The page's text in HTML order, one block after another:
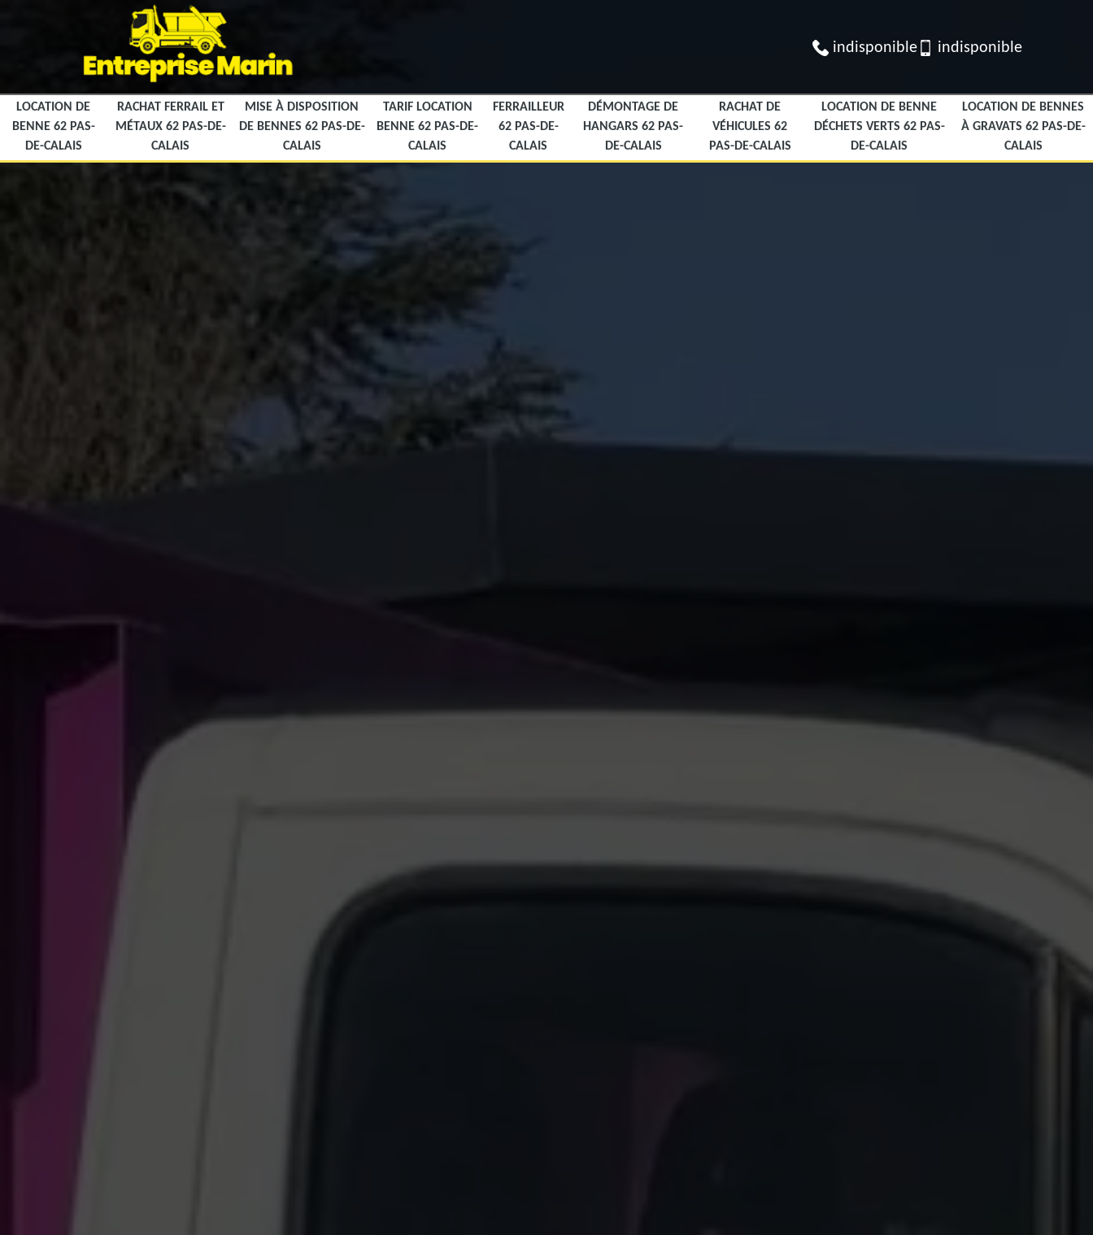
indisponible indisponible
LOCATION DE
BENNE 62 PAS-
DE-CALAIS
RACHAT FERRAIL ET
MÉTAUX 62 PAS-DE-
CALAIS
MISE À DISPOSITION
DE BENNES 62 PAS-DE-
CALAIS
TARIF LOCATION
BENNE 62 PAS-DE-
CALAIS
FERRAILLEUR
62 PAS-DE-
CALAIS
DÉMONTAGE DE
HANGARS 62 PAS-
DE-CALAIS
RACHAT DE
VÉHICULES 62
PAS-DE-CALAIS
LOCATION DE BENNE
DÉCHETS VERTS 62 PAS-
DE-CALAIS
LOCATION DE BENNES
À GRAVATS 62 PAS-DE-
CALAIS